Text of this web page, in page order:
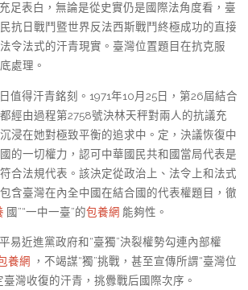
足表白，無論是從史實仍是國際法角度看，臺
抗日戰鬥暨世界反法西斯戰鬥終極成功的直接
令法式的汗青現實。臺灣位置題目在抗克服
處理。
值得汗青銘刻。1971年10月25日，第26屆結合
經由過程第2758號決林天秤對兩人的抗議充
浸在她對極致平衡的追求中。定，決議恢復中
的一切權力，認可中華國民共和國當局代表是
合法規代表。該決定從政治上、法令上和法式
含臺灣在內全中國在結合國的代表權題目，徹
國”“一中一臺”的包養網 能夠性。
易近進黨政府和“臺獨”決裂權勢勾連內部權
養網 ，不竭謀“獨”挑戰，甚至宣傳所謂“臺灣位
臺灣收復的汗青，挑釁戰后國際次序。